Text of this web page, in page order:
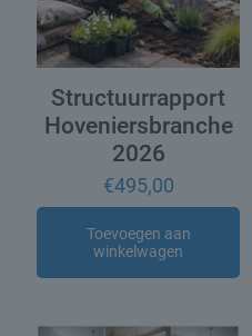
Structuurrapport
Hoveniersbranche
2026
€495,00
Toevoegen aan
winkelwagen